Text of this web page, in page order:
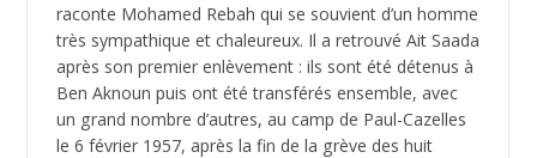
raconte Mohamed Rebah qui se souvient d’un homme
très sympathique et chaleureux. Il a retrouvé Ait Saada
après son premier enlèvement : ils sont été détenus à
Ben Aknoun puis ont été transférés ensemble, avec
un grand nombre d’autres, au camp de Paul-Cazelles
le 6 février 1957, après la fin de la grève des huit